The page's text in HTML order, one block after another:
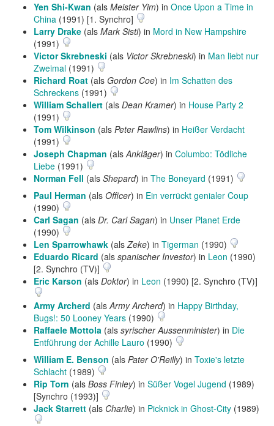
Yen Shi-Kwan (als Meister Yim) in Once Upon a Time in
China (1991) [1. Synchro]
Larry Drake (als Mark Sisti) in Mord in New Hampshire
(1991)
Victor Skrebneski (als Victor Skrebneski) in Man liebt nur
Zweimal (1991)
Richard Roat (als Gordon Coe) in Im Schatten des
Schreckens (1991)
William Schallert (als Dean Kramer) in House Party 2
(1991)
Tom Wilkinson (als Peter Rawlins) in Heißer Verdacht
(1991)
Joseph Chapman (alsAnkläger) in Columbo: Tödliche
Liebe (1991)
Norman Fell (als Shepard) in The Boneyard (1991)
Paul Herman (als Officer) in Ein verrückt genialer Coup
(1990)
Carl Sagan (als Dr. Carl Sagan) in Unser Planet Erde
(1990)
Len Sparrowhawk (alsZeke) in Tigerman (1990)
Eduardo Ricard (als spanischer Investor) in Leon (1990)
[2. Synchro (TV)]
Eric Karson (als Doktor) in Leon (1990) [2. Synchro (TV)]
Army Archerd (alsArmy Archerd) in Happy Birthday,
Bugs!: 50 Looney Years (1990)
Raffaele Mottola (als syrischer Aussenminister) in Die
Entführung der Achille Lauro (1990)
William E. Benson (als Pater O'Reilly) in Toxie's letzte
Schlacht (1989)
Rip Torn (als Boss Finley) in Süßer Vogel Jugend (1989)
[Synchro (1993)]
Jack Starrett (als Charlie) in Picknick in Ghost-City (1989)